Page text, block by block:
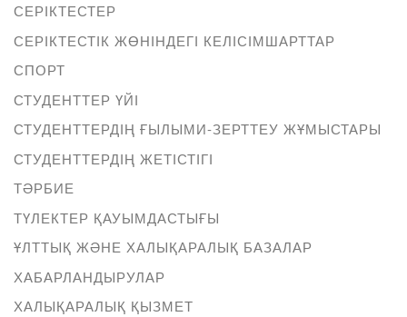
СЕРІКТЕСТЕР
СЕРІКТЕСТІК ЖӨНІНДЕГІ КЕЛІСІМШАРТТАР
СПОРТ
СТУДЕНТТЕР ҮЙІ
СТУДЕНТТЕРДІҢ ҒЫЛЫМИ-ЗЕРТТЕУ ЖҰМЫСТАРЫ
СТУДЕНТТЕРДІҢ ЖЕТІСТІГІ
ТӘРБИЕ
ТҮЛЕКТЕР ҚАУЫМДАСТЫҒЫ
ҰЛТТЫҚ ЖӘНЕ ХАЛЫҚАРАЛЫҚ БАЗАЛАР
ХАБАРЛАНДЫРУЛАР
ХАЛЫҚАРАЛЫҚ ҚЫЗМЕТ